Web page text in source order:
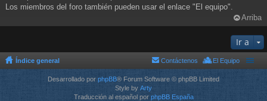
Los miembros del foro también pueden usar el enlace "El equipo".
Arriba
Ir a
Índice general El Equipo
Contáctenos
Desarrollado por phpBB® Forum Software © phpBB Limited
Style by Arty
Traducción al español por phpBB España